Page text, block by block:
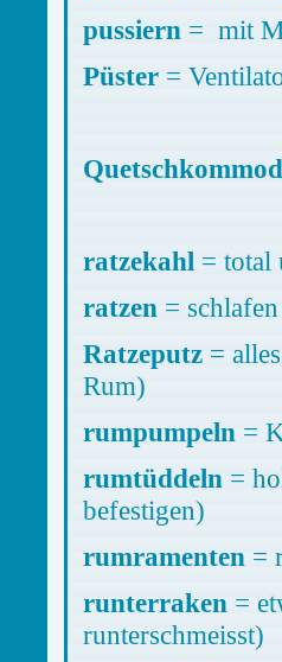
pussiern = mit
Püster =
ratzekahl = total
ratzen = schlafen
Ratzeputz =
Rum)
rumpumpeln =
rumtüddeln =
befestigen)
rumramenten =
runterraken =
runterschmeisst)